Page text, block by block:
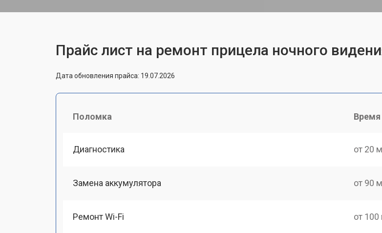
Прайс лист на ремонт прицела ночного
Дата обновления прайса: 19.07.2026
Поломка Время
Диагностика от 20
Замена аккумулятора от 90
Ремонт Wi-Fi от